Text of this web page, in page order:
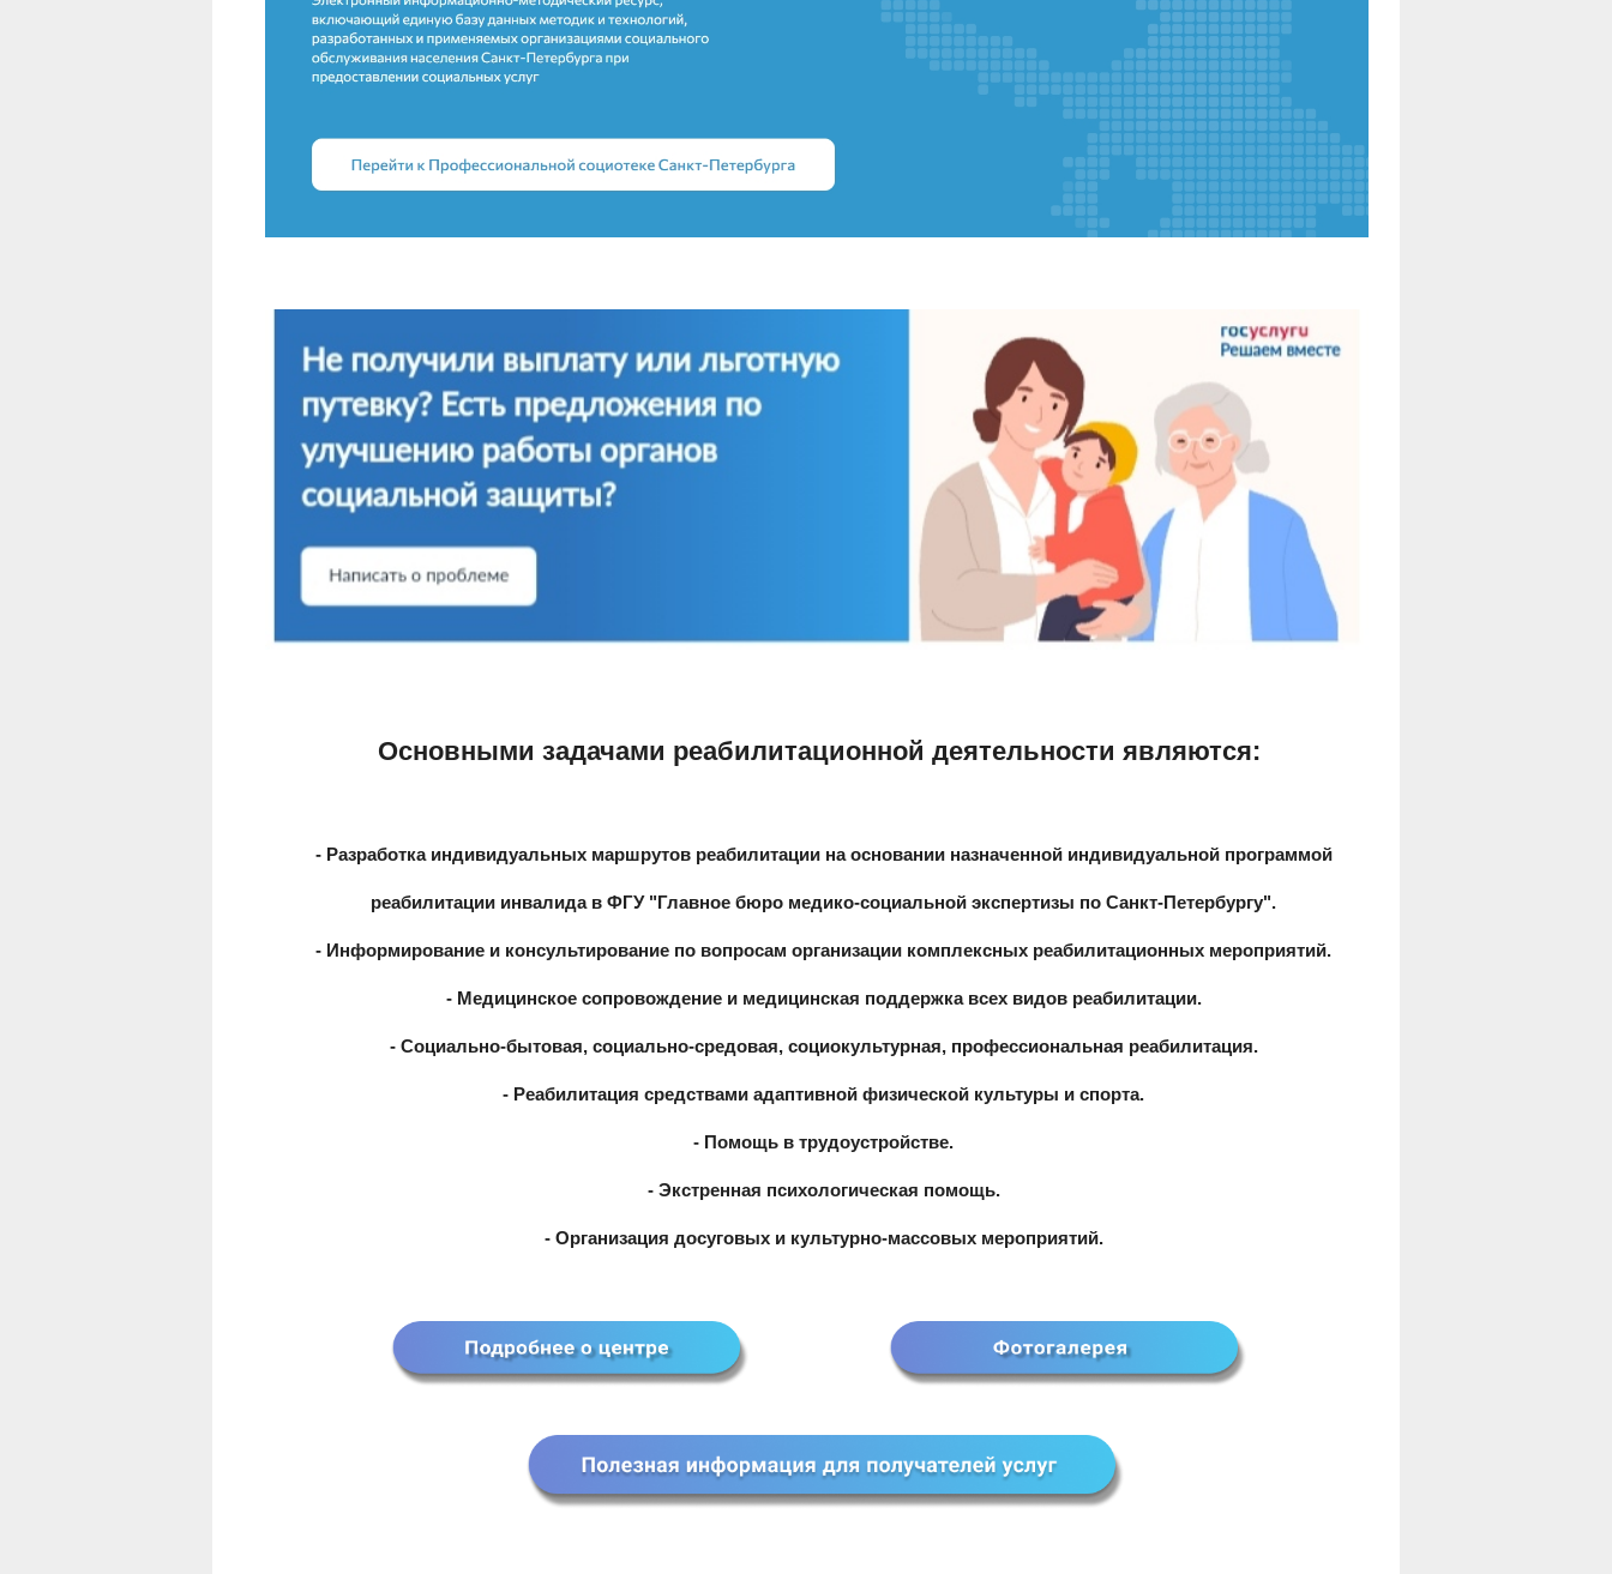
Основными задачами реабилитационной деятельности являются:
- Разработка индивидуальных маршрутов реабилитации на основании назначенной индивидуальной программой
реабилитации инвалида в ФГУ "Главное бюро медико-социальной экспертизы по Санкт-Петербургу".
- Информирование и консультирование по вопросам организации комплексных реабилитационных мероприятий.
- Медицинское сопровождение и медицинская поддержка всех видов реабилитации.
- Социально-бытовая, социально-средовая, социокультурная, профессиональная реабилитация.
- Реабилитация средствами адаптивной физической культуры и спорта.
- Помощь в трудоустройстве.
- Экстренная психологическая помощь.
- Организация досуговых и культурно-массовых мероприятий.